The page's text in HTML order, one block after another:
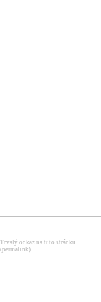
Trvalý odkaz na tuto stránku
(permalink)